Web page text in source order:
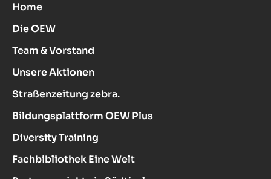
Home
Die OEW
Team & Vorstand
Unsere Aktionen
Straßenzeitung zebra.
Bildungsplattform OEW Plus
Diversity Training
Fachbibliothek Eine Welt